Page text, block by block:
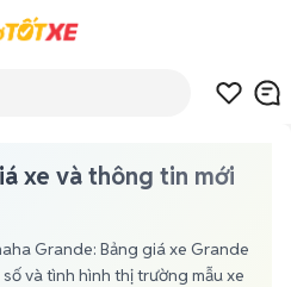
xe và thông tin mới
Grande: Bảng giá xe Grande
và tình hình thị trường mẫu xe